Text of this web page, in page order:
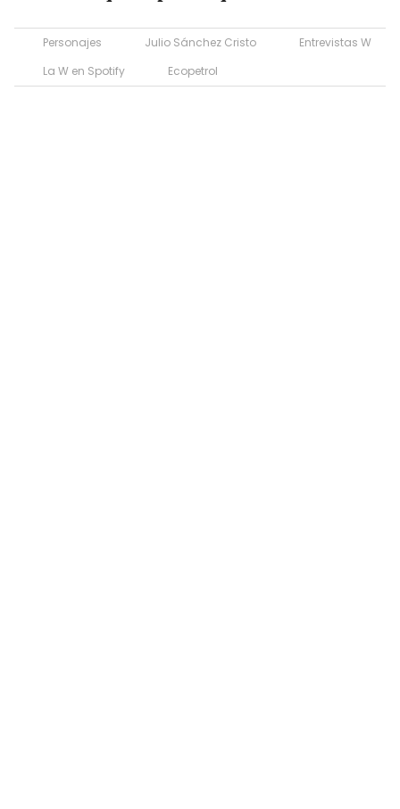
Personajes Julio Sánchez Cristo
Entrevistas W
La W en Spotify
Ecopetrol